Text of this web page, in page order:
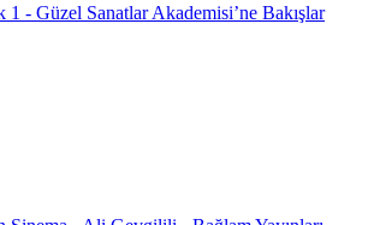
1 - Güzel Sanatlar Akademisi’ne Bakışlar